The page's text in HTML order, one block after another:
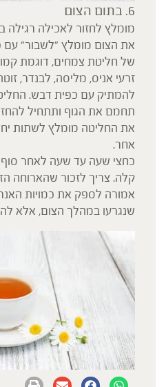
6. בתום הצום
מומלץ לחזור לאכילה רגילה
את הצום מומלץ "לשבור" עם
של חליטת צמחים, דוגמת
זרעי אניס, מליסה, לבנדר,
להמתיק עם כפית דבש.
תחמם את הגוף ותתחיל
את החליטה מומלץ לשתות
אחר.
כחצי שעה עד שעה לאחר סוף
קלה. צריך לזכור שהארוחה
אמורה לספק את כמויות
שנגרעו במהלך הצום, אלא